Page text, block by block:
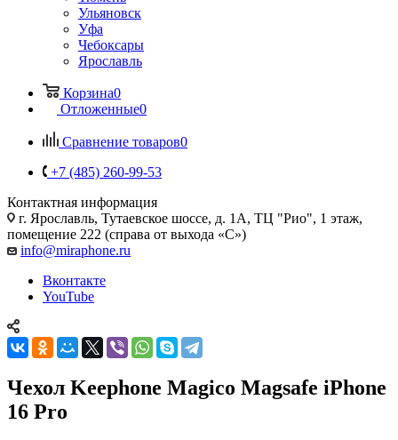
Ульяновск
Уфа
Чебоксары
Ярославль
Корзина0
Отложенные0
Сравнение товаров0
+7 (485) 260-99-53
Контактная информация
г. Ярославль, Тутаевское шоссе, д. 1А, ТЦ "Рио", 1 этаж,
помещение 222 (справа от выхода «С»)
info@miraphone.ru
Вконтакте
YouTube
Чехол Keephone Magico Magsafe iPhone
16 Pro